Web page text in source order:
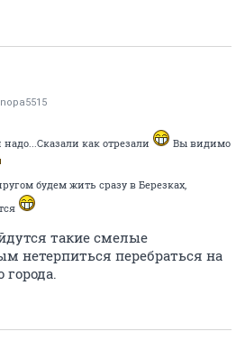
как отрезали
Вы видимо
будем жить сразу в Березках,
такие смелые
нетерпиться перебраться на